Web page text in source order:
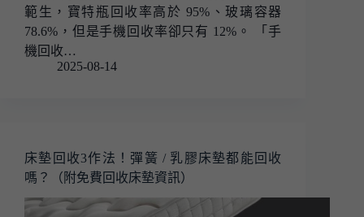
範生，寶特瓶回收率高於 95%、玻璃容器
78.6%，但是手機回收率卻只有 12%。 「手
機回收…
2025-08-14
床墊回收3作法！彈簧 / 乳膠床墊都能回收
嗎？（附免費回收床墊資訊）